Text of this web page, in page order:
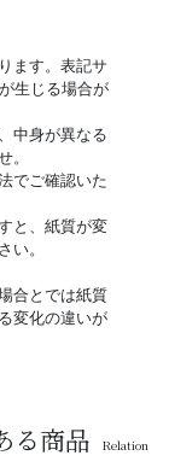
ます。表記サ
生じる場合が
中身が異なる
。
でご確認いた
と、紙質が変
い。
合とでは紙質
変化の違いが
る商品
Relation